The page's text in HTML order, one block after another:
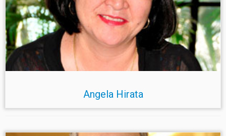
Angela Hirata